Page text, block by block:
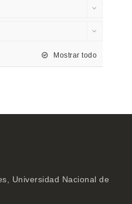
Mostrar todo
Universidad Nacional de